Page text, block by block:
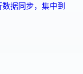
据同步，集中到